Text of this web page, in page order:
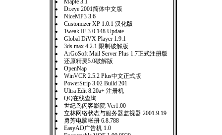
Maple 3.1
Dr.eye 2001简体中文版
NiceMP3 3.6
Customizer XP 1.0.1 汉化版
Tweak IE 3.0.148 Update
Global DiVX Player 1.9.1
3ds max 4.2.1 限制破解版
ArGoSoft Mail Server Plus 1.7正式注册版
还原精灵5.0破解版
OpenNap
WinVCR 2.5.2 Plus中文正式版
PowerStrip 3.02 Build 201
Ultra Edit 8.20a+ 注册机
QQ在线查询
世纪鸟闪客影院 Ver1.00
立林网络状态与服务器监视器 2001.9.19
勇芳电脑帐册 6.8.788
EasyAD广告机 1.0